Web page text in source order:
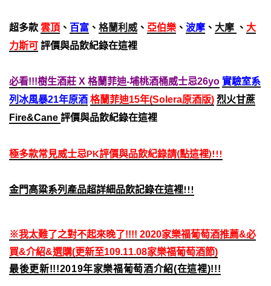
超多款 雲頂 、 百富 、 格蘭利威 、 亞伯樂 、 波摩 、 大摩 、 大
力斯可 評價與品飲紀錄在這裡
必看!!!樹生酒莊 X 格蘭菲迪-埔桃酒桶威士忌26yo 實驗室系
列冰風暴21年原酒 格蘭菲迪15年(Solera原酒版) 烈火甘蔗
Fire&Cane 評價與品飲紀錄在這裡
極多款常見威士忌PK評價與品飲紀錄請(點這裡)!!!
金門高粱系列產品超詳細品飲記錄在這裡!!!
※我太難了之對不起來晚了!!!! 2020家樂福葡萄酒推薦&必
買&介紹&選購(更新至109.11.08家樂福葡萄酒節)
最後更新!!!2019年家樂福葡萄酒介紹(在這裡)!!!